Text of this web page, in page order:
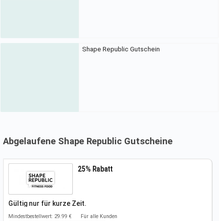
Shape Republic Gutschein
Abgelaufene Shape Republic Gutscheine
25% Rabatt
Gültig nur für kurzeZeit.
Mindestbestellwert: 29.99 € Für alle Kunden